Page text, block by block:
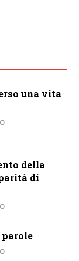
una vita
della
di